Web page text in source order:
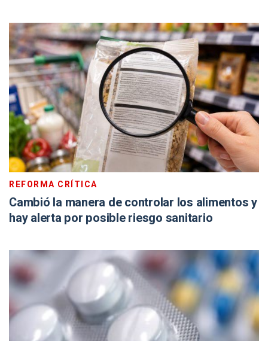
REFORMA CRÍTICA
Cambió la manera de controlar los alimentos y
hay alerta por posible riesgo sanitario